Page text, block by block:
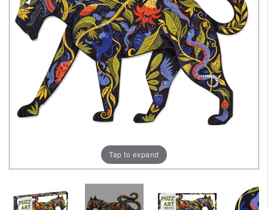
GESTI
QUOTIDIANI
FESTE
OUTDOOR
PER
Tap to expand